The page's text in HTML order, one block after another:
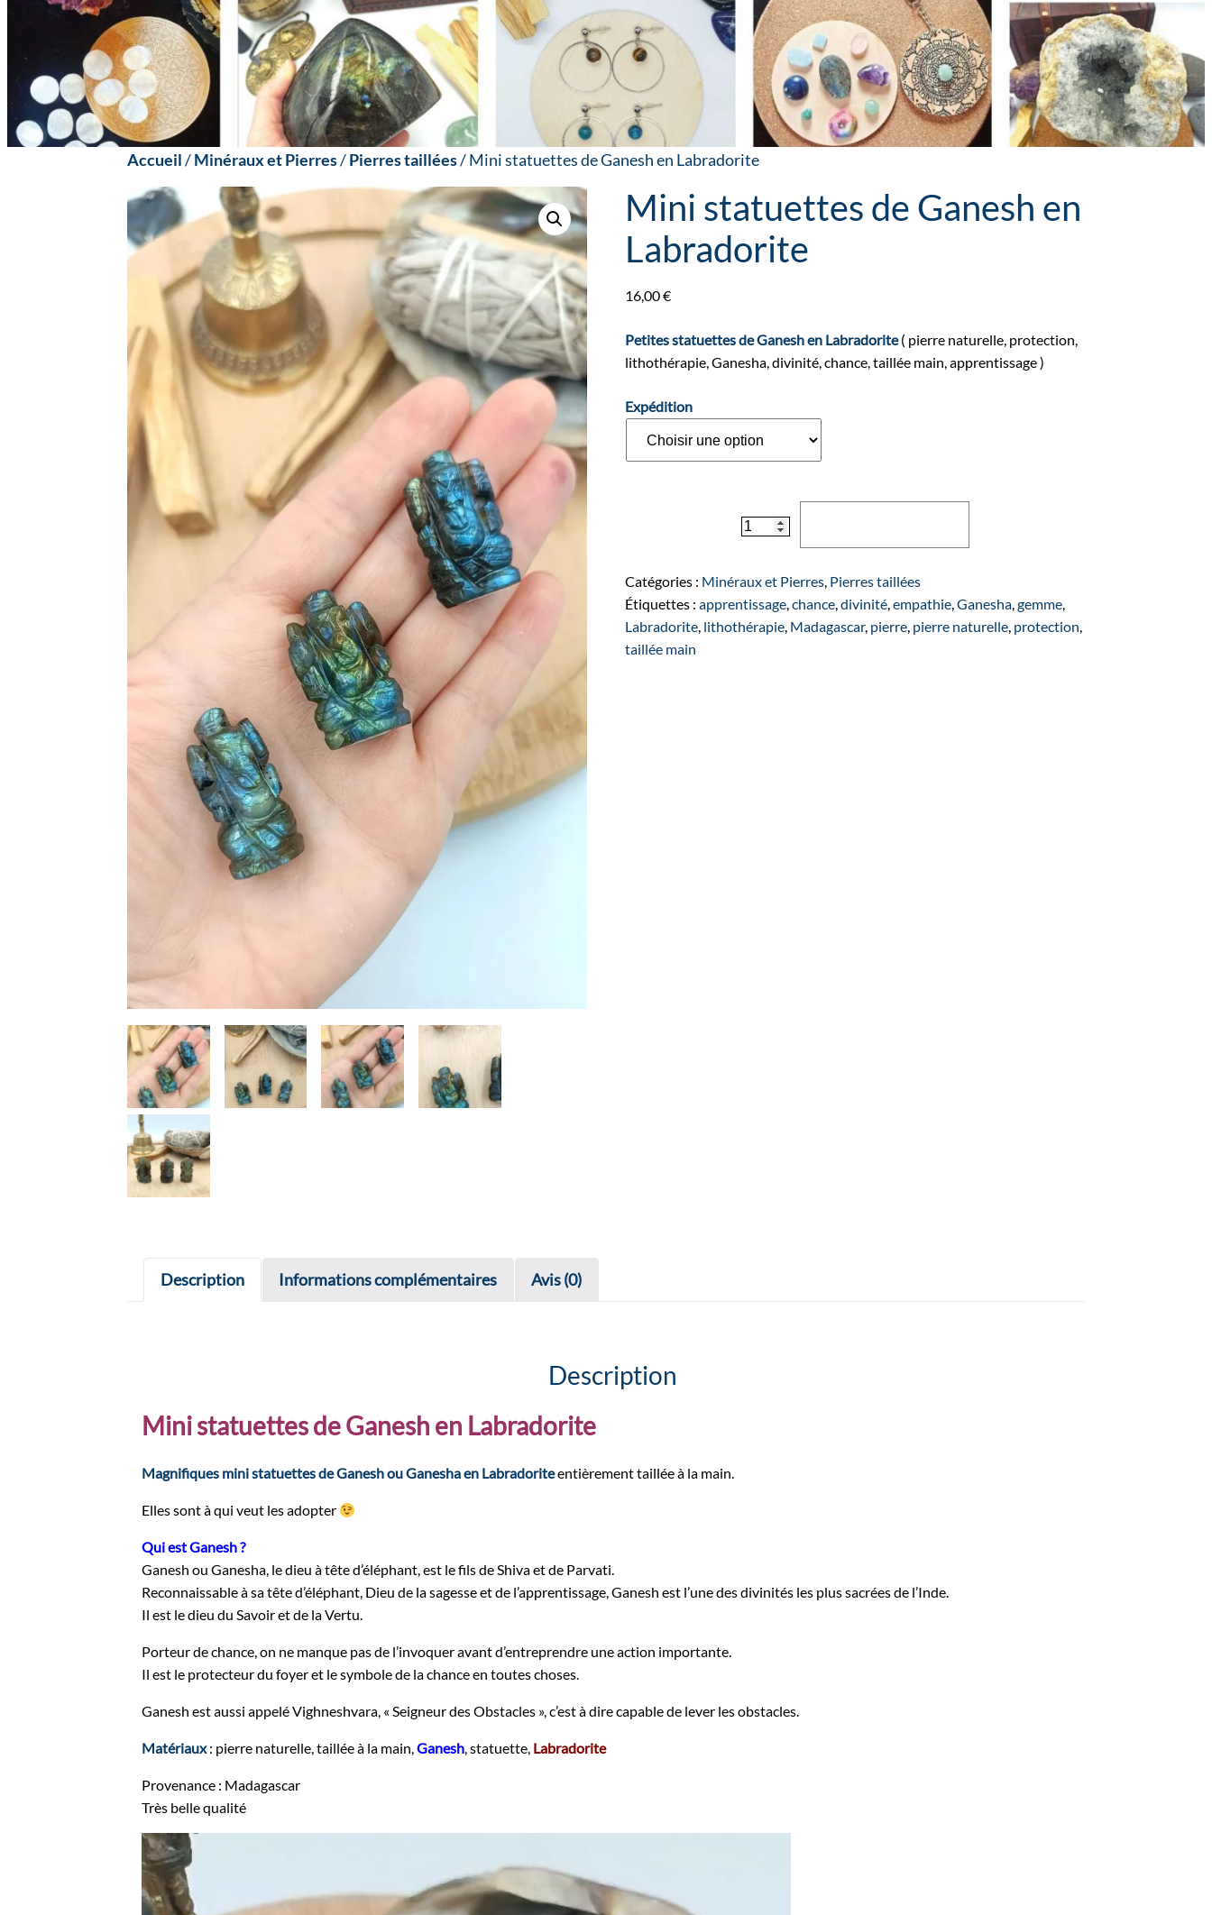
Accueil/Minéraux et Pierres/Pierres taillées/ Mini statuettes de Ganesh en Labradorite
Mini statuettes de Ganesh en
Labradorite
16,00€
Petites statuettes de Ganesh en Labradorite( pierre naturelle, protection,
lithothérapie, Ganesha, divinité, chance, taillée main, apprentissage )
Expédition
de
statuettes
de
Ganesh
Catégories : Minéraux et Pierres, Pierres taillées
Étiquettes :apprentissage,chance,divinité,empathie,Ganesha,gemme,
Labradorite, lithothérapie, Madagascar, pierre, pierre naturelle, protection,
taillée main
Description Informations complémentaires Avis (0)
Description
Mini statuettes de Ganesh en Labradorite
Magnifiques mini statuettes de Ganesh ou Ganesha en Labradoriteentièrement taillée à la main.
Elles sont à qui veut les adopter
Qui est Ganesh ?
Ganesh ou Ganesha, le dieu à tête d’éléphant, est le fils de Shiva et de Parvati.
Reconnaissable à sa tête d’éléphant, Dieu de la sagesse et de l’apprentissage, Ganesh est l’une des divinités les plus sacrées de l’Inde.
Il est le dieu du Savoir et de la Vertu.
Porteur de chance, on ne manque pas de l’invoquer avant d’entreprendre une action importante.
Il est le protecteur du foyer et le symbole de la chance en toutes choses.
Ganesh est aussi appelé Vighneshvara, « Seigneur des Obstacles », c’est à dire capable de lever les obstacles.
Matériaux: pierre naturelle, taillée à la main,Ganesh, statuette, Labradorite
Provenance : Madagascar
Très belle qualité
Lecteur
vidéo